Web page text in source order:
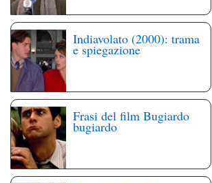
Indiavolato (2000): trama
e spiegazione
Frasi del film Bugiardo
bugiardo